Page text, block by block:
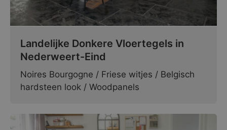
Landelijke Donkere Vloertegels in
Nederweert-Eind
Noires Bourgogne / Friese witjes / Belgisch
hardsteen look / Woodpanels